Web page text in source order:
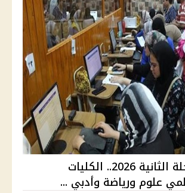
تنسيق المرحلة الثانية 2026.. الكليات
علوم ورياضة وأدبي ...